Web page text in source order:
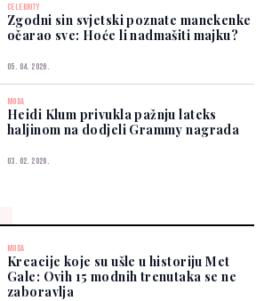
CELEBRITY
Zgodni sin svjetski poznate manekenke
očarao sve: Hoće li nadmašiti majku?
05. 04. 2026.
MODA
Heidi Klum privukla pažnju lateks
haljinom na dodjeli Grammy nagrada
03. 02. 2026.
MODA
Kreacije koje su ušle u historiju Met
Gale: Ovih 15 modnih trenutaka se ne
zaboravlja